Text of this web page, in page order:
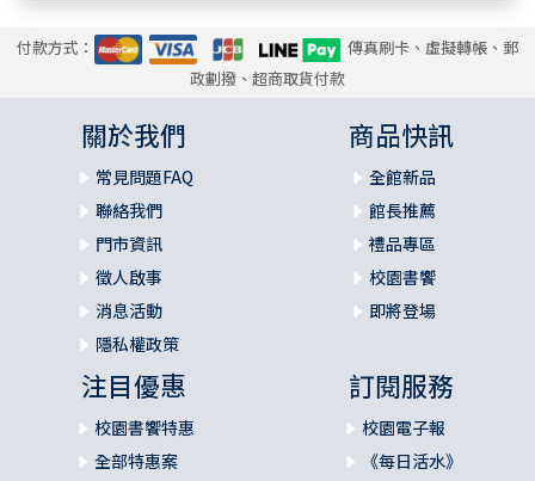
付款方式：
傳真刷卡、虛擬轉帳、郵
政劃撥、超商取貨付款
關於我們
常見問題FAQ
聯絡我們
門市資訊
徵人啟事
消息活動
隱私權政策
商品快訊
全館新品
館長推薦
禮品專區
校園書饗
即將登場
注目優惠
校園書饗特惠
全部特惠案
訂閱服務
校園電子報
《每日活水》